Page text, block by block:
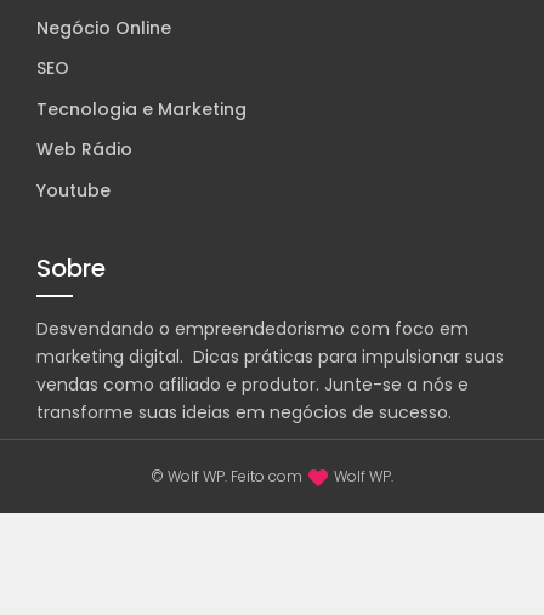
Negócio Online
SEO
Tecnologia e Marketing
Web Rádio
Youtube
Sobre
Desvendando o empreendedorismo com foco em
marketing digital. Dicas práticas para impulsionar suas
vendas como afiliado e produtor. Junte-se a nós e
transforme suas ideias em negócios de sucesso.
© Wolf WP. Feito com Wolf WP.